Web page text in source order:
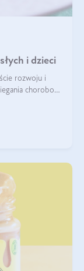
i dzieci
rozwoju i
chorobom